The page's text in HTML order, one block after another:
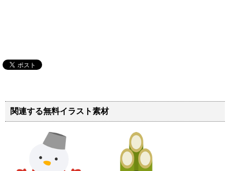
関連する無料イラスト素材